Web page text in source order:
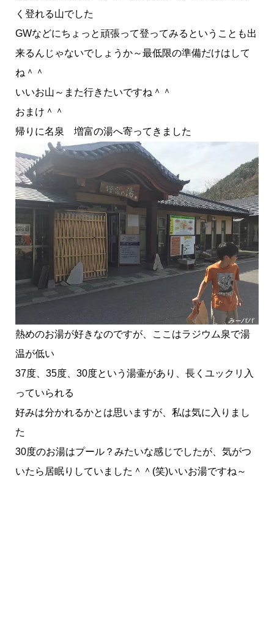
く登れる山でした
GWなどにちょっと頑張って登ってみるということも出
来るんじゃないでしょうか～最低限の準備だけはして
ね＾＾
いいお山～また行きたいですね＾＾
おまけ＾＾
帰りに名泉 増富の湯へ寄ってきました
熱めのお湯が好きなのですが、ここはラジウム泉で湯
温が低い
37度、35度、30度という湯壷があり、長くユックリ入
っていられる
好みは分かれるかとは思いますが、私は気に入りまし
た
30度のお湯はプール？みたいな感じでしたが、気がつ
いたら居眠りしていました＾＾(笑)いいお湯ですね～